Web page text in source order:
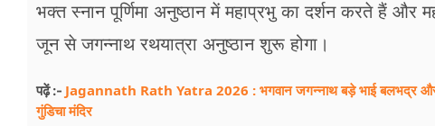
भक्त स्नान पूर्णिमा अनुष्ठान में महाप्रभु का दर्शन करते हैं और
जून से जगन्नाथ रथयात्रा अनुष्ठान शुरू होगा।
पढ़ें :- Jagannath Rath Yatra 2026 : भगवान जगन्नाथ बड़े भाई बलभद्र और
गुंडिचा मंदिर